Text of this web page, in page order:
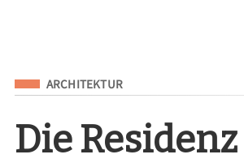
Eingeordnet unter
ARCHITEKTUR
Die Residenz